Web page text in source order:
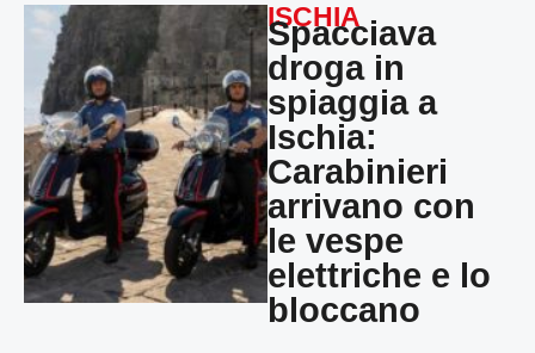
ISCHIA
Spacciava
droga in
spiaggia a
Ischia:
Carabinieri
arrivano con
le vespe
elettriche e lo
bloccano